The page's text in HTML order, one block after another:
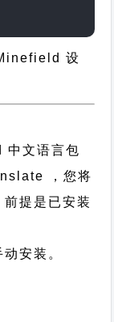
设
文语言包
，您将
提是已安装
安装。